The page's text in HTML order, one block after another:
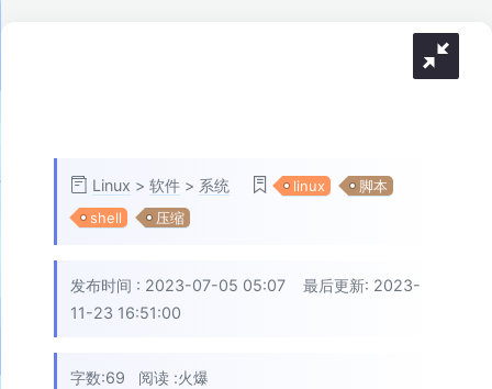
Linux > 软件 > 系统 linux
脚本
shell
压缩
发布时间 : 2023-07-05 05:07 最后更新: 2023-
11-23 16:51:00
字数:69 阅读 :火爆